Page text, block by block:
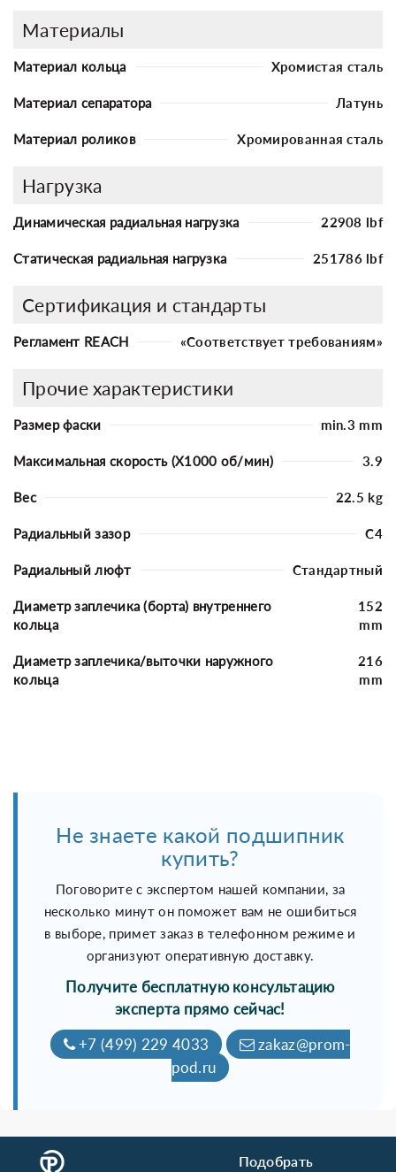
Материалы
Материал кольца Хромистая сталь
Материал сепаратора Латунь
Материал роликов Хромированная сталь
Нагрузка
Динамическая радиальная нагрузка 22908 lbf
Статическая радиальная нагрузка 251786 lbf
Сертификация и стандарты
Регламент REACH «Соответствует требованиям»
Прочие характеристики
Размер фаски min.3 mm
Максимальная скорость (X1000 об/мин) 3.9
Вес 22.5 kg
Радиальный зазор C4
Радиальный люфт Стандартный
Диаметр заплечика (борта) внутреннего
кольца
152
mm
Диаметр заплечика/выточки наружного
кольца
216
mm
Не знаете какой подшипник
купить?
Поговорите с экспертом нашей компании, за
несколько минут он поможет вам не ошибиться
в выборе, примет заказ в телефонном режиме и
организуют оперативную доставку.
Получите бесплатную консультацию
эксперта прямо сейчас!
+7 (499) 229 4033
zakaz@prom-
pod.ru
Подобрать